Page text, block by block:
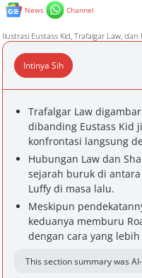
News Channel
Ilustrasi Eustass Kid, Trafalgar Law,
Intinya Sih
Trafalgar Law
dibanding Eustass Kid
konfrontasi langsung
Hubungan Law dan
sejarah buruk di
Luffy di masa lalu.
Meskipun
keduanya memburu
dengan cara yang
This section summary was